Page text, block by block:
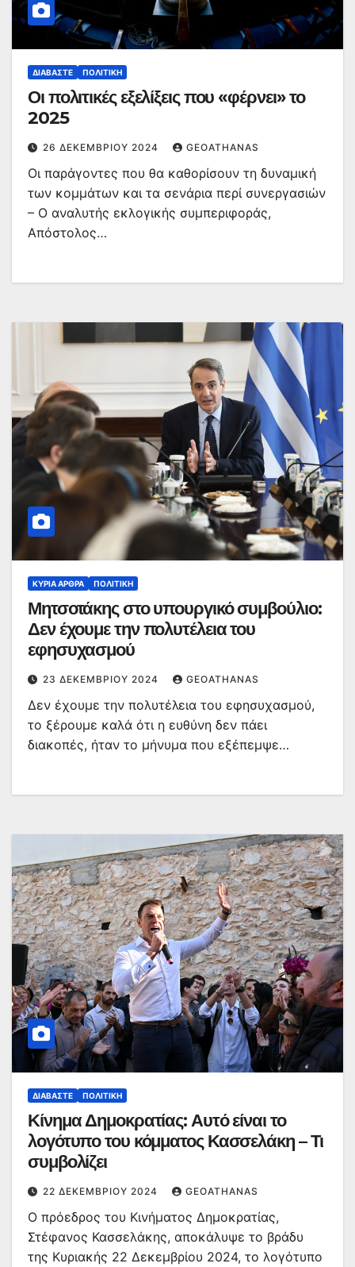
ΔΙΑΒΆΣΤΕ ΠΟΛΙΤΙΚΉ
Οι πολιτικές εξελίξεις που «φέρνει» το
2025
26 ΔΕΚΕΜΒΡΊΟΥ 2024 GEOATHANAS
Οι παράγοντες που θα καθορίσουν τη δυναμική
των κομμάτων και τα σενάρια περί συνεργασιών
– Ο αναλυτής εκλογικής συμπεριφοράς,
Απόστολος…
ΚΥΡΙΑ ΑΡΘΡΑ ΠΟΛΙΤΙΚΉ
Μητσοτάκης στο υπουργικό συμβούλιο:
Δεν έχουμε την πολυτέλεια του
εφησυχασμού
23 ΔΕΚΕΜΒΡΊΟΥ 2024 GEOATHANAS
Δεν έχουμε την πολυτέλεια του εφησυχασμού,
το ξέρουμε καλά ότι η ευθύνη δεν πάει
διακοπές, ήταν το μήνυμα που εξέπεμψε…
ΔΙΑΒΆΣΤΕ ΠΟΛΙΤΙΚΉ
Κίνημα Δημοκρατίας: Αυτό είναι το
λογότυπο του κόμματος Κασσελάκη – Τι
συμβολίζει
22 ΔΕΚΕΜΒΡΊΟΥ 2024 GEOATHANAS
Ο πρόεδρος του Κινήματος Δημοκρατίας,
Στέφανος Κασσελάκης, αποκάλυψε το βράδυ
της Κυριακής 22 Δεκεμβρίου 2024, το λογότυπο